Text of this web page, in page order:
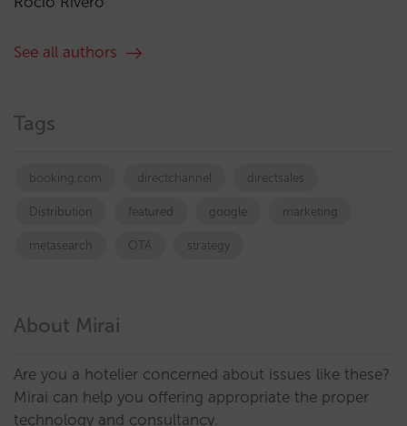
See all authors
Tags
booking.com directchannel directsales
Distribution featured google marketing
metasearch OTA strategy
About Mirai
Are you a hotelier concerned about issues like these?
Mirai can help you offering appropriate the proper
technology and consultancy.